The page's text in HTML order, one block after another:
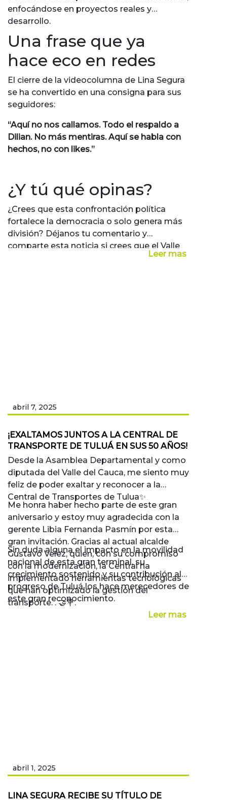
enfocándose en proyectos reales y
desarrollo.
Una frase que ya
hace eco en redes
El cierre de la videocolumna de Lina Segura
se ha convertido en una consigna para sus
seguidores:
“Aquí no nos callamos. Todo el respaldo a
Dilian. No más mentiras. Aquí se habla con
hechos, no con likes.”
¿Y tú qué opinas?
¿Crees que esta confrontación política
fortalece la democracia o solo genera más
división? Déjanos tu comentario y
comparte esta noticia si crees que el Valle
Leer mas
abril 7, 2025
¡EXALTAMOS JUNTOS A LA CENTRAL DE
TRANSPORTE DE TULUÁ EN SUS 50 AÑOS!
Desde la Asamblea Departamental y como
diputada del Valle del Cauca, me siento muy
feliz de poder exaltar y reconocer a la
Central de Transportes de Tulua✨
Me honra haber hecho parte de este gran
aniversario y estoy muy agradecida con la
gerente Libia Fernanda Pasmín por esta
gran invitación. Gracias al actual alcalde
Gustavo Velez, quien, con su compromiso
con la modernización, la Central ha
implementado herramientas tecnológicas
que han optimizado la gestión del
transporte. . 🤝💐.
Sin duda alguna el impacto en la movilidad
nacional de esta gran terminal, su
crecimiento sostenido y su contribución al
progreso de Tuluá los hace merecedores de
este gran reconocimiento.
Leer mas
abril 1, 2025
LINA SEGURA RECIBE SU TÍTULO DE